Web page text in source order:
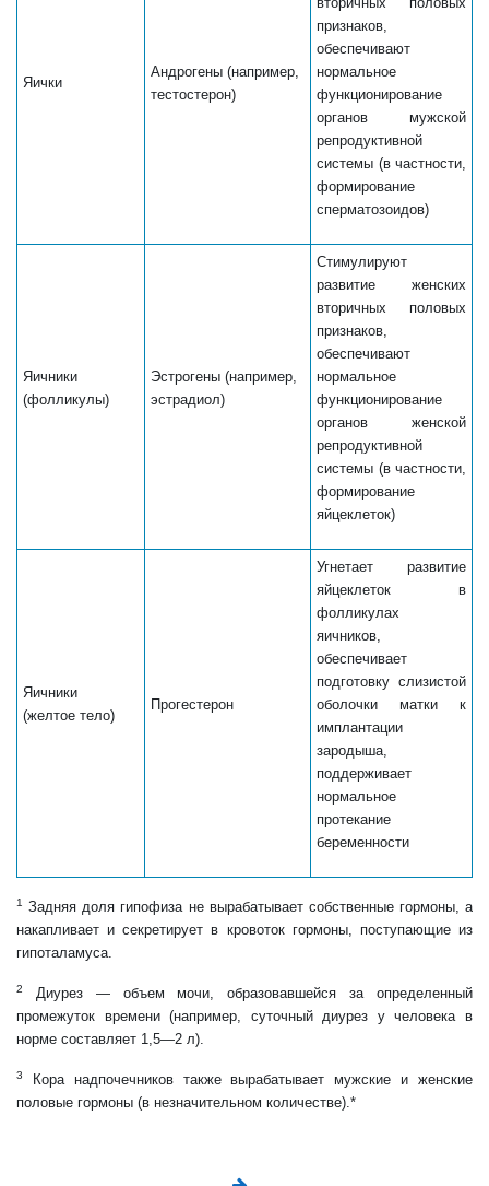
Яички
Андрогены (например,
тестостерон)
признаков,
обеспечивают
нормальное
функционирование
органов мужской
репродуктивной
системы (в частности,
формирование
сперматозоидов)
Яичники
(фолликулы)
Эстрогены (например,
эстрадиол)
Стимулируют
развитие женских
вторичных половых
признаков,
обеспечивают
нормальное
функционирование
органов женской
репродуктивной
системы (в частности,
формирование
яйцеклеток)
Яичники
(желтое тело)
Прогестерон
Угнетает развитие
яйцеклеток в
фолликулах
яичников,
обеспечивает
подготовку слизистой
оболочки матки к
имплантации
зародыша,
поддерживает
нормальное
протекание
беременности
1 Задняя доля гипофиза не вырабатывает собственные гормоны, а
накапливает и секретирует в кровоток гормоны, поступающие из
гипоталамуса.
2
Диурез — объем мочи, образовавшейся за определенный
промежуток времени (например, суточный диурез у человека в
норме составляет 1,5—2 л).
3
Кора надпочечников также вырабатывает мужские и женские
половые гормоны (в незначительном количестве).*